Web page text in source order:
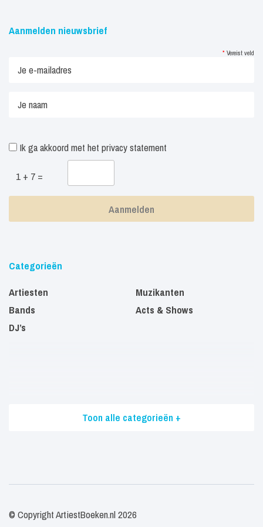
Aanmelden nieuwsbrief
* Vereist veld
Ik ga akkoord met het privacy statement
1 + 7 =
Categorieën
Artiesten
Bands
DJ’s
Muzikanten
Acts & Shows
Toon alle categorieën +
© Copyright ArtiestBoeken.nl 2026